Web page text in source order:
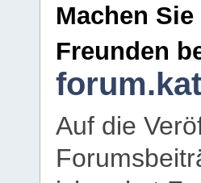
Machen
Freunden
Auf die